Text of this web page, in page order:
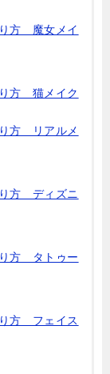
方 魔女メイ
方 猫メイク
方 リアルメ
方 ディズニ
方 タトゥー
方 フェイス